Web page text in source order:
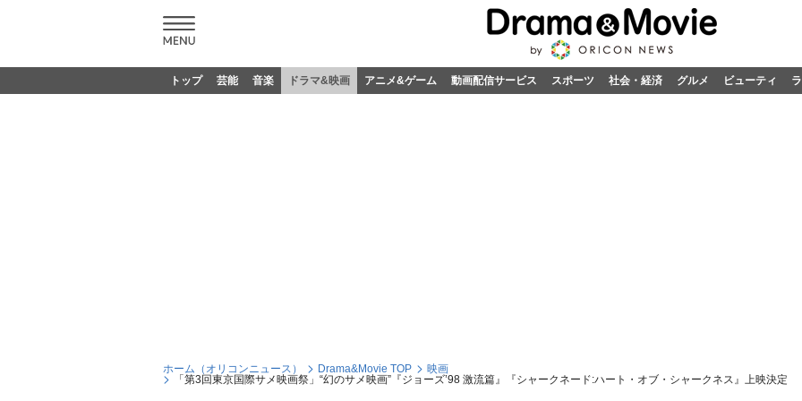
トップ 芸能 音楽 ドラマ&映画 アニメ&ゲーム 動画配信サービス スポーツ 社会・経済 グルメ ビューティ
ホーム（オリコンニュース） Drama&Movie TOP
映画
「第3回東京国際サメ映画祭」“幻のサメ映画”『ジョーズ’98 激流篇』『シャークネード:ハート・オブ・シャークネス』上映決定